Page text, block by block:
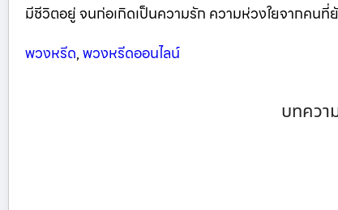
มีชีวิตอยู่ จนก่อเกิดเป็นความรัก ความห่วงใยจากคน
พวงหรีด,พวงหรีดออนไลน์
บทควา